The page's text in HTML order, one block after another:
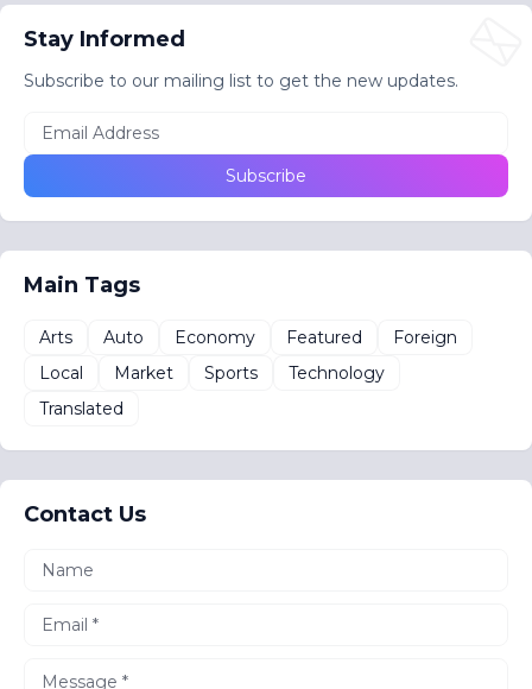
Stay Informed
Subscribe to our mailing list to get the new updates.
Main Tags
Arts Auto Economy Featured
Foreign
Local
Market Sports
Technology
Translated
Contact Us